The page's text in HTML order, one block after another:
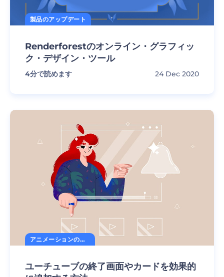
製品のアップデート
Renderforestのオンライン・グラフィッ
ク・デザイン・ツール
4分で読めます 24 Dec 2020
アニメーションの秘訣
ユーチューブの終了画面やカードを効果的